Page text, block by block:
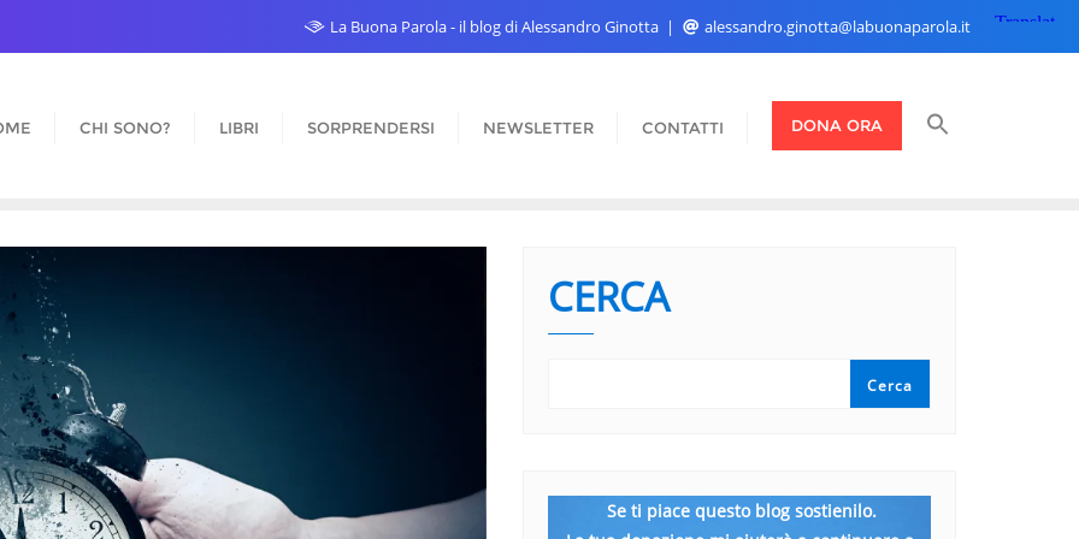
La Buona Parola - il blog di Alessandro Ginotta alessandro.ginotta@labuonaparola.it
CHI SONO? LIBRI SORPRENDERSI NEWSLETTER CONTATTI DONA ORA
CERCA
Cerca
Se ti piace questo blog sostienilo.